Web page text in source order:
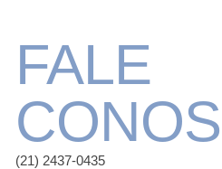
FALE
(21) 2437-0435